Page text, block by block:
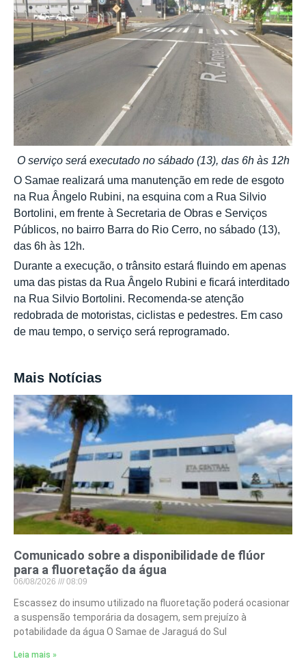
O serviço será executado no sábado (13), das 6h às 12h
O Samae realizará uma manutenção em rede de esgoto
na Rua Ângelo Rubini, na esquina com a Rua Silvio
Bortolini, em frente à Secretaria de Obras e Serviços
Públicos, no bairro Barra do Rio Cerro, no sábado (13),
das 6h às 12h.
Durante a execução, o trânsito estará fluindo em apenas
uma das pistas da Rua Ângelo Rubini e ficará interditado
na Rua Silvio Bortolini. Recomenda-se atenção
redobrada de motoristas, ciclistas e pedestres. Em caso
de mau tempo, o serviço será reprogramado.
Mais Notícias
Comunicado sobre a disponibilidade de flúor
para a fluoretação da água
06/08/2026 08:09
Escassez do insumo utilizado na fluoretação poderá ocasionar
a suspensão temporária da dosagem, sem prejuízo à
potabilidade da água O Samae de Jaraguá do Sul
Leia mais »